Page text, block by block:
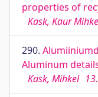
properties of
Kask, Kaur
290.
Aluminum
Kask, Mihkel